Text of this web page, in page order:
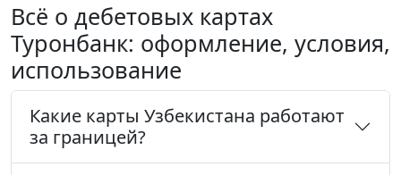
Всё о дебетовых картах
Туронбанк: оформление, условия,
использование
Какие карты Узбекистана работают
за границей?